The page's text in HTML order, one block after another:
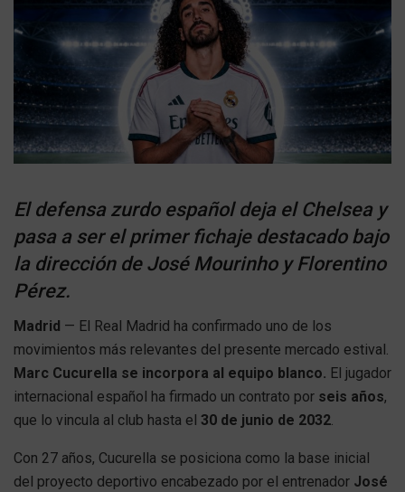
El defensa zurdo español deja el Chelsea y
pasa a ser el primer fichaje destacado bajo
la dirección de José Mourinho y Florentino
Pérez.
Madrid — El Real Madrid ha confirmado uno de los
movimientos más relevantes del presente mercado estival.
Marc Cucurella se incorpora al equipo blanco. El jugador
internacional español ha firmado un contrato por seis años,
que lo vincula al club hasta el 30 de junio de 2032.
Con 27 años, Cucurella se posiciona como la base inicial
del proyecto deportivo encabezado por el entrenador José